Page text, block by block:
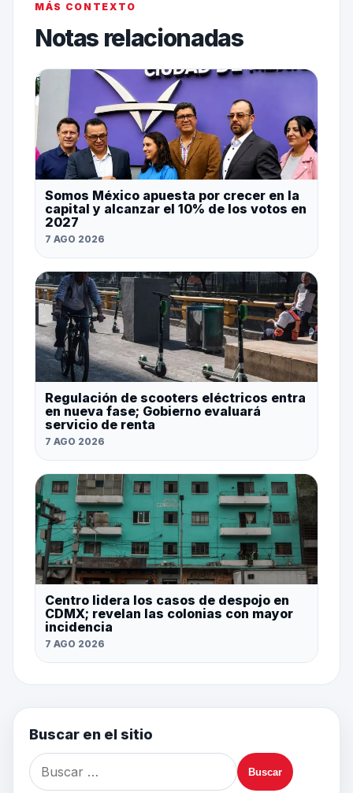
MÁS CONTEXTO
Notas relacionadas
Somos México apuesta por crecer en la
capital y alcanzar el 10% de los votos en
2027
7 AGO 2026
Regulación de scooters eléctricos entra
en nueva fase; Gobierno evaluará
servicio de renta
7 AGO 2026
Centro lidera los casos de despojo en
CDMX; revelan las colonias con mayor
incidencia
7 AGO 2026
Buscar en el sitio